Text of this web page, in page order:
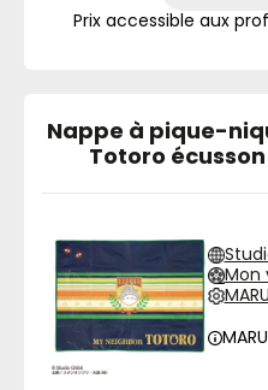
Prix accessible aux
Nappe à pique-
Totoro
Mon